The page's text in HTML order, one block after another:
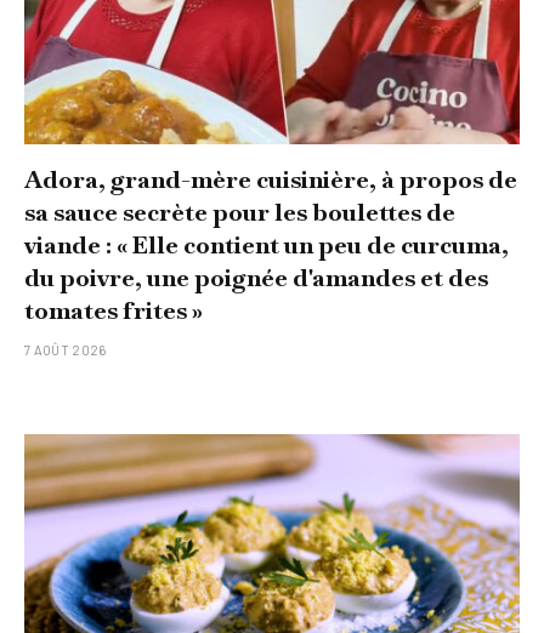
Adora, grand-mère cuisinière, à propos de
sa sauce secrète pour les boulettes de
viande : « Elle contient un peu de curcuma,
du poivre, une poignée d'amandes et des
tomates frites »
7 AOÛT 2026